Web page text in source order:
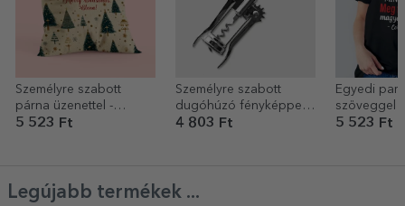
Személyre szabott
párna üzenettel -
Karácsonyfa IN
5 523 Ft
Személyre szabott
dugóhúzó fényképpel
és karácsonyi üzenettel
4 803 Ft
Egyedi
szöveggel
Mikulás!
5 523 Ft
Legújabb termékek ...